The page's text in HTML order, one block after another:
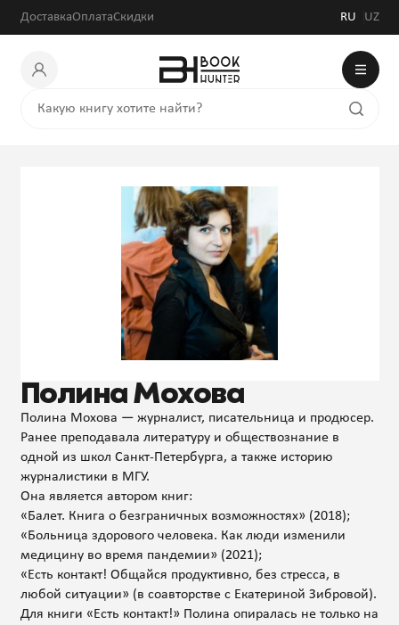
ДоставкаОплатаСкидки RU UZ
Полина Мохова
Полина Мохова — журналист, писательница и продюсер.
Ранее преподавала литературу и обществознание в
одной из школ Санкт-Петербурга, а также историю
журналистики в МГУ.
Она является автором книг:
«Балет. Книга о безграничных возможностях» (2018);
«Больница здорового человека. Как люди изменили
медицину во время пандемии» (2021);
«Есть контакт! Общайся продуктивно, без стресса, в
любой ситуации» (в соавторстве с Екатериной Зибровой).
Для книги «Есть контакт!» Полина опиралась не только на